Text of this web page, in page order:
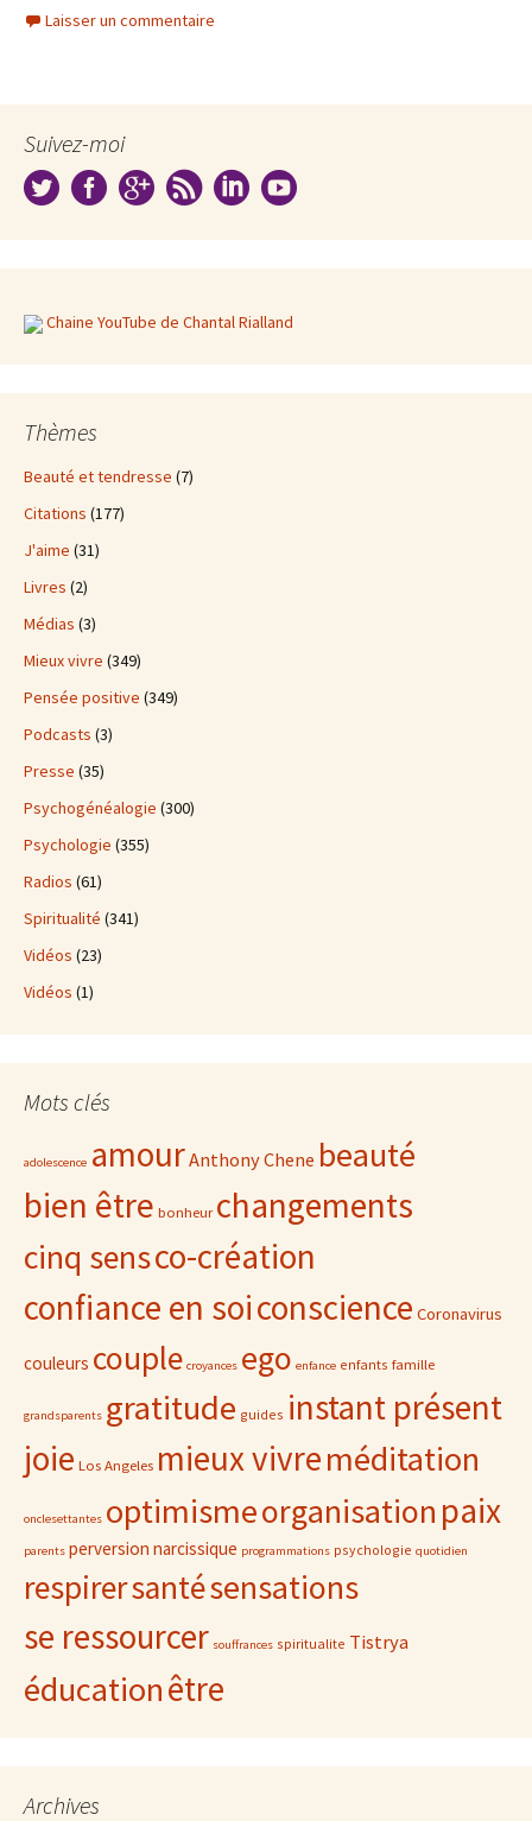
Laisser un commentaire
Suivez-moi
Chaine YouTube de Chantal Rialland
Thèmes
Beauté et tendresse (7)
Citations (177)
J'aime (31)
Livres (2)
Médias (3)
Mieux vivre (349)
Pensée positive (349)
Podcasts (3)
Presse (35)
Psychogénéalogie (300)
Psychologie (355)
Radios (61)
Spiritualité (341)
Vidéos (23)
Vidéos (1)
Mots clés
adolescence amourAnthony Chene beauté
bien être bonheur changements
cinq sensco-création
confiance en soiconscience Coronavirus
couleurs couple croyances ego enfance enfants famille
grandsparents gratitude guides instant présent
joie Los Angeles mieux vivreméditation
onclesettantes optimismeorganisationpaix
parents perversion narcissique programmations psychologie quotidien
respirersantésensations
se ressourcer souffrances spiritualite Tistrya
éducationêtre
Archives